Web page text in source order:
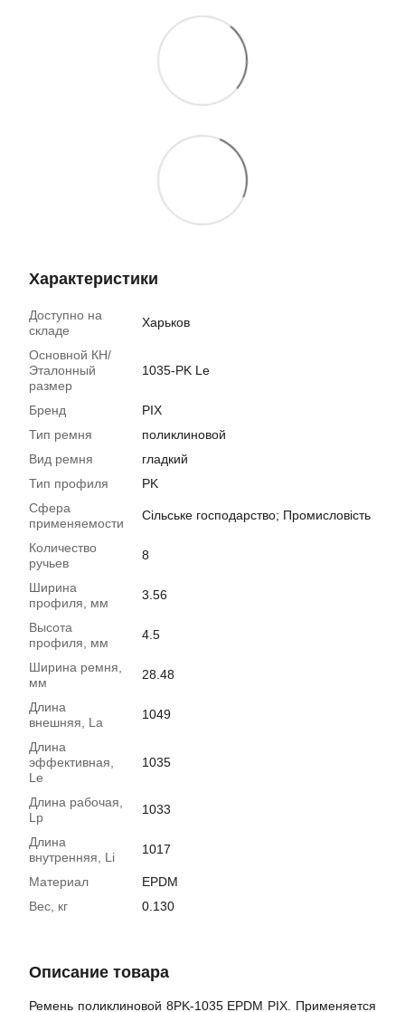
Характеристики
Доступно на
складе
Харьков
Основной КН/
Эталонный
размер
1035-PK Le
Бренд
PIX
Тип ремня
поликлиновой
Вид ремня
гладкий
Тип профиля
PK
Сфера
применяемости
Сільське господарство; Промисловість
Количество
ручьев
8
Ширина
профиля, мм
3.56
Высота
профиля, мм
4.5
Ширина ремня,
мм
28.48
Длина
внешняя, La
1049
Длина
эффективная,
Le
1035
Длина рабочая,
Lp
1033
Длина
внутренняя, Li
1017
Материал
EPDM
Вес, кг
0.130
Описание товара
Ремень поликлиновой 8PK-1035 EPDM PIX. Применяется